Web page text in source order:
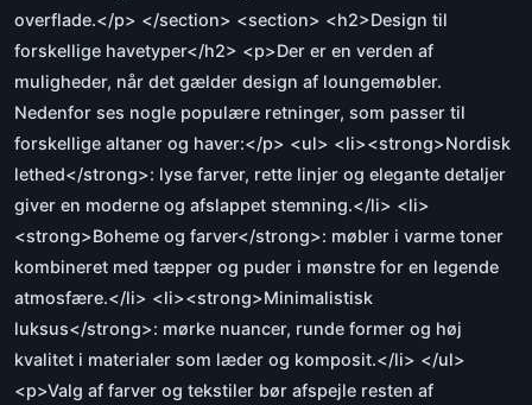
overflade.</p> </section> <section> <h2>Design til
forskellige havetyper</h2> <p>Der er en verden af
muligheder, når det gælder design af loungemøbler.
Nedenfor ses nogle populære retninger, som passer til
forskellige altaner og haver:</p> <ul> <li><strong>Nordisk
lethed</strong>: lyse farver, rette linjer og elegante detaljer
giver en moderne og afslappet stemning.</li> <li>
<strong>Boheme og farver</strong>: møbler i varme toner
kombineret med tæpper og puder i mønstre for en legende
atmosfære.</li> <li><strong>Minimalistisk
luksus</strong>: mørke nuancer, runde former og høj
kvalitet i materialer som læder og komposit.</li> </ul>
<p>Valg af farver og tekstiler bør afspejle resten af